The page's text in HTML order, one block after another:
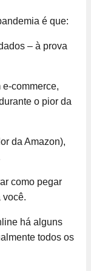
é que:
– à prova
commerce,
o pior da
da Amazon),
como pegar
você.
há alguns
todos os